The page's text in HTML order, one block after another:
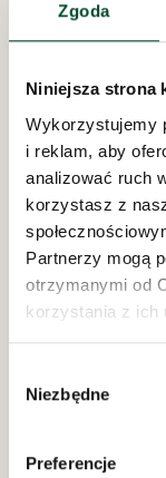
Zgoda
Niniejsza strona
Wykorzystujemy
i reklam, aby
analizować ruch
korzystasz z
Partnerzy mogą
otrzymanymi od
korzystania z ich
zgody
Niezbędne
Preferencje